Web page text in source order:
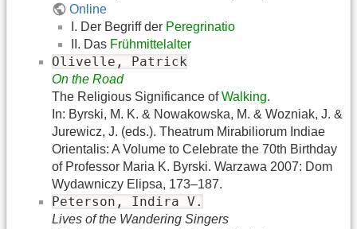
Online
I. Der Begriff der Peregrinatio
II. Das Frühmittelalter
Olivelle, Patrick
On the Road
The Religious Significance ofWalking.
In: Byrski, M. K. & Nowakowska, M. & Wozniak, J. &
Jurewicz, J. (eds.). Theatrum Mirabiliorum Indiae
Orientalis: A Volume to Celebrate the 70th Birthday
of Professor Maria K. Byrski. Warzawa 2007: Dom
Wydawniczy Elipsa, 173–187.
Peterson, Indira V.
Lives of the Wandering Singers